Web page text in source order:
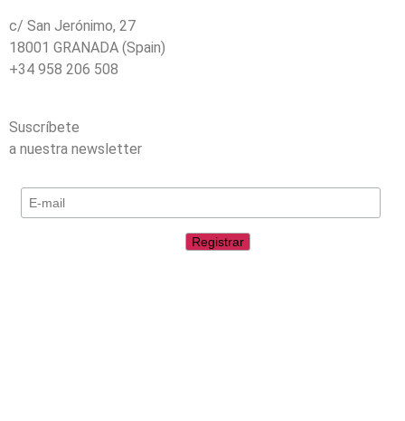
c/ San Jerónimo, 27
18001 GRANADA (Spain)
+34 958 206 508
Suscríbete
a nuestra newsletter